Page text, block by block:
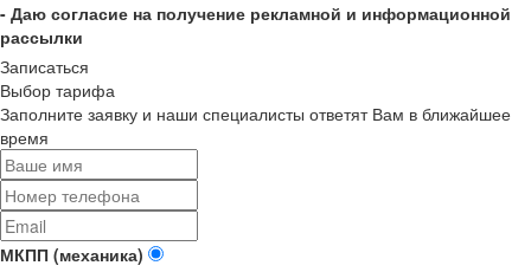
- Даю согласие на получение рекламной и информационной
рассылки
Записаться
Выбор тарифа
Заполните заявку и наши специалисты ответят Вам в ближайшее
время
МКПП (механика)